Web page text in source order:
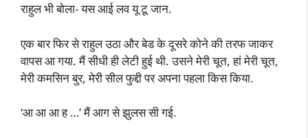
राहुल भी बोला- यस आई लव यू टू जान.
एक बार फिर से राहुल उठा और बेड के दूसरे कोने की तरफ जाकर
वापस आ गया. मैं सीधी ही लेटी हुई थी. उसने मेरी चूत, हां मेरी चूत,
मेरी कमसिन बुर, मेरी सील फुद्दी पर अपना पहला किस किया.
‘आ आ आ ह …’ मैं आग से झुलस सी गई.